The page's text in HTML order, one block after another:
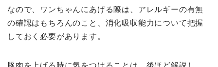
なので、ワンちゃんにあげる際は、アレルギーの有無
の確認はもちろんのこと、消化吸収能力について把握
しておく必要があります。